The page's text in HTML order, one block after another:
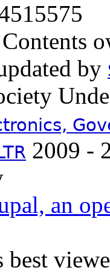
by
2009 -
best